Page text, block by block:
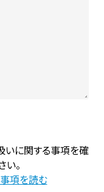
いに関する事項を確
い。
項を読む